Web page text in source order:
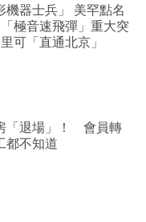
機器士兵」 美罕點名
極音速飛彈」重大突
可「直通北京」
「退場」！ 會員轉
都不知道